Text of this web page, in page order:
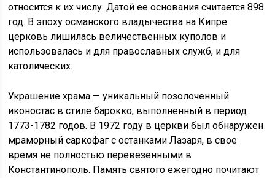
относится к их числу. Датой ее основания считается 898
год. В эпоху османского владычества на Кипре
церковь лишилась величественных куполов и
использовалась и для православных служб, и для
католических.
Украшение храма — уникальный позолоченный
иконостас в стиле барокко, выполненный в период
1773-1782 годов. В 1972 году в церкви был обнаружен
мраморный саркофаг с останками Лазаря, в свое
время не полностью перевезенными в
Константинополь. Память святого ежегодно почитают